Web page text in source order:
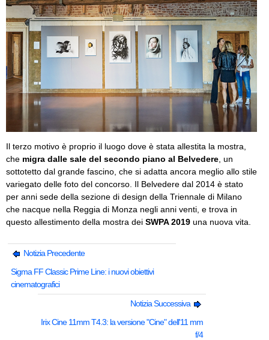
Il terzo motivo è proprio il luogo dove è stata allestita la mostra,
che migra dalle sale del secondo piano al Belvedere , un
sottotetto dal grande fascino, che si adatta ancora meglio allo stile
variegato delle foto del concorso. Il Belvedere dal 2014 è stato
per anni sede della sezione di design della Triennale di Milano
che nacque nella Reggia di Monza negli anni venti, e trova in
questo allestimento della mostra dei SWPA 2019 una nuova vita.
Notizia Precedente
Sigma FF Classic Prime Line: i nuovi obiettivi
cinematografici
Notizia Successiva
Irix Cine 11mm T4.3: la versione "Cine" dell'11 mm
f/4